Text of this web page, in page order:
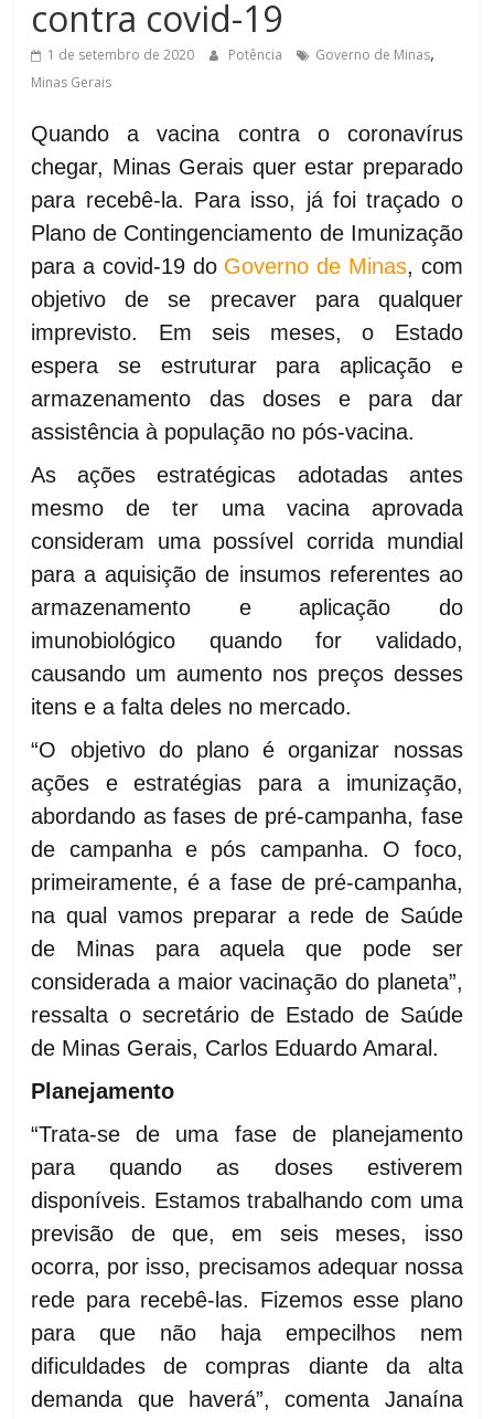
de
Minas
contra covid-19
1 de setembro de 2020 Potência Governo de Minas,
Minas Gerais
Quando a vacina contra o coronavírus
chegar, Minas Gerais quer estar preparado
para recebê-la. Para isso, já foi traçado o
Plano de Contingenciamento de Imunização
para a covid-19 do Governo de Minas, com
objetivo de se precaver para qualquer
imprevisto. Em seis meses, o Estado
espera se estruturar para aplicação e
armazenamento das doses e para dar
assistência à população no pós-vacina.
As ações estratégicas adotadas antes
mesmo de ter uma vacina aprovada
consideram uma possível corrida mundial
para a aquisição de insumos referentes ao
armazenamento e aplicação do
imunobiológico quando for validado,
causando um aumento nos preços desses
itens e a falta deles no mercado.
“O objetivo do plano é organizar nossas
ações e estratégias para a imunização,
abordando as fases de pré-campanha, fase
de campanha e pós campanha. O foco,
primeiramente, é a fase de pré-campanha,
na qual vamos preparar a rede de Saúde
de Minas para aquela que pode ser
considerada a maior vacinação do planeta”,
ressalta o secretário de Estado de Saúde
de Minas Gerais, Carlos Eduardo Amaral.
Planejamento
“Trata-se de uma fase de planejamento
para quando as doses estiverem
disponíveis. Estamos trabalhando com uma
previsão de que, em seis meses, isso
ocorra, por isso, precisamos adequar nossa
rede para recebê-las. Fizemos esse plano
para que não haja empecilhos nem
dificuldades de compras diante da alta
demanda que haverá”, comenta Janaína